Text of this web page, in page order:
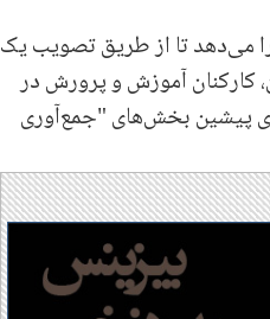
را می‌دهد تا از طریق تصویب یک
کارکنان آموزش و پرورش در
شد. دولت‌های پیشین بخش‌های "جمع‌آوری